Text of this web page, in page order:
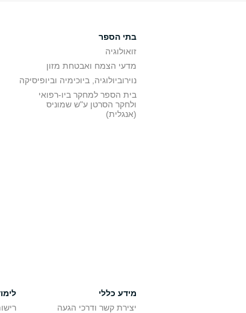
בתי הספר
זואולוגיה
מדעי הצמח ואבטחת מזון
נוירוביולוגיה, ביוכימיה וביופיסיקה
בית הספר למחקר ביו-רפואי
ולחקר הסרטן ע"ש שמוניס
(אנגלית)
מידע כללי
יצירת קשר ודרכי הגעה